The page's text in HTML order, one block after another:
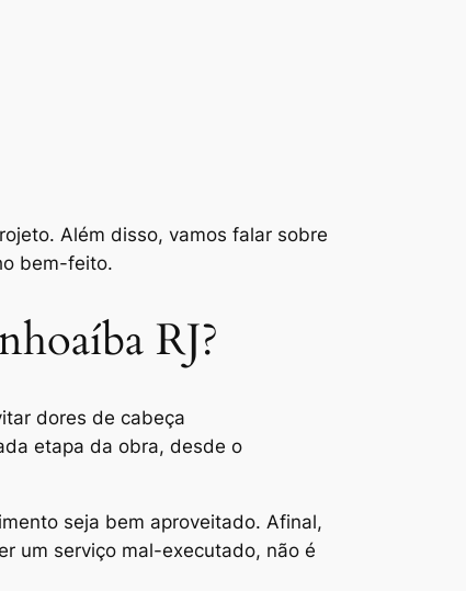
Além disso, vamos falar sobre
bem-feito.
RJ?
dores de cabeça
etapa da obra, desde o
seja bem aproveitado. Afinal,
um serviço mal-executado, não é